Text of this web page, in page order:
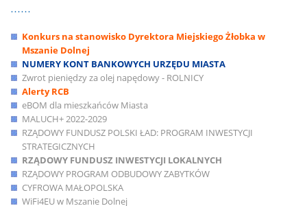
Konkurs na stanowisko Dyrektora Miejskiego Żłobka w
Mszanie Dolnej
NUMERY KONT BANKOWYCH URZĘDU MIASTA
Zwrot pieniędzy za olej napędowy - ROLNICY
Alerty RCB
eBOM dla mieszkańców Miasta
MALUCH+ 2022-2029
RZĄDOWY FUNDUSZ POLSKI ŁAD: PROGRAM INWESTYCJI
STRATEGICZNYCH
RZĄDOWY FUNDUSZ INWESTYCJI LOKALNYCH
RZĄDOWY PROGRAM ODBUDOWY ZABYTKÓW
CYFROWA MAŁOPOLSKA
WiFi4EU w Mszanie Dolnej